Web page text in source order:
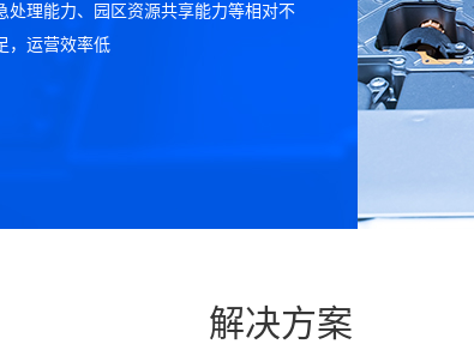
处理能力、园区资源共享能力等相对不
，运营效率低
解决方案